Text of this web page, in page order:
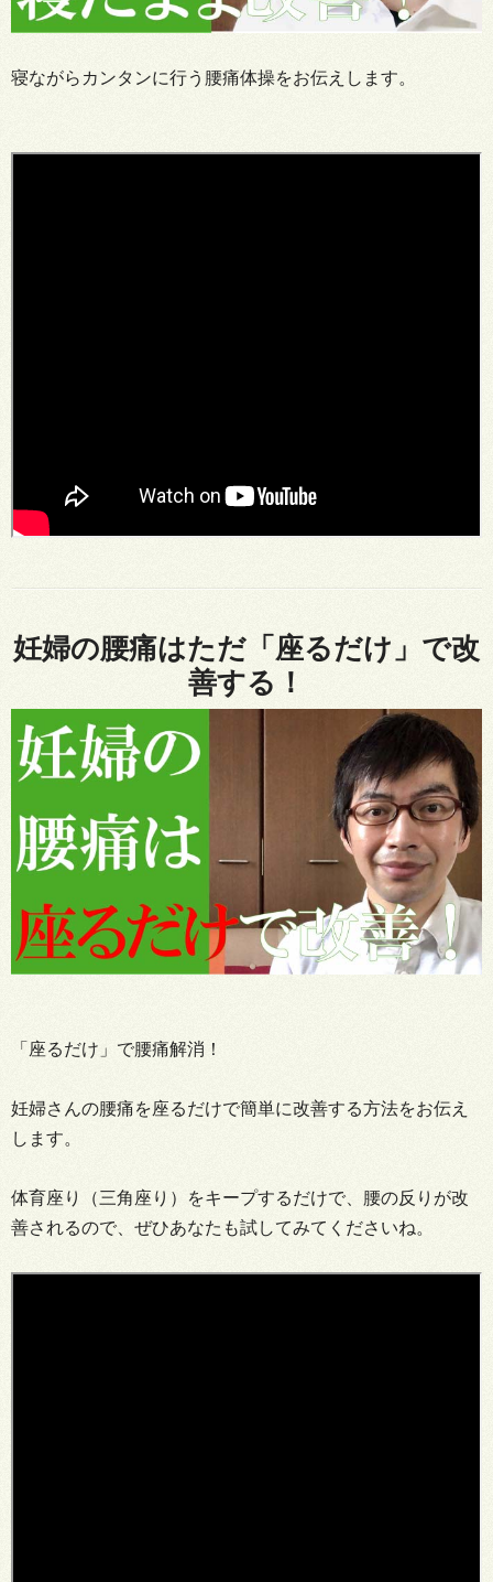
寝ながらカンタンに行う腰痛体操をお伝えします。
妊婦の腰痛はただ「座るだけ」で改
善する！
「座るだけ」で腰痛解消！
妊婦さんの腰痛を座るだけで簡単に改善する方法をお伝え
します。
体育座り（三角座り）をキープするだけで、腰の反りが改
善されるので、ぜひあなたも試してみてくださいね。